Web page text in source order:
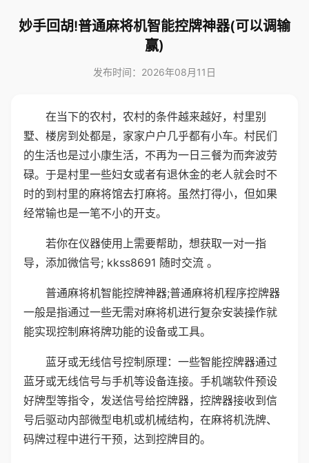
妙手回胡!普通麻将机智能控牌神器(可以调输
赢)
发布时间：2026年08月11日
在当下的农村，农村的条件越来越好，村里别
墅、楼房到处都是，家家户户几乎都有小车。村民们
的生活也是过小康生活，不再为一日三餐为而奔波劳
碌。于是村里一些妇女或者有退休金的老人就会时不
时的到村里的麻将馆去打麻将。虽然打得小，但如果
经常输也是一笔不小的开支。
若你在仪器使用上需要帮助，想获取一对一指
导，添加微信号; kkss8691 随时交流 。
普通麻将机智能控牌神器;普通麻将机程序控牌器
一般是指通过一些无需对麻将机进行复杂安装操作就
能实现控制麻将牌功能的设备或工具。
蓝牙或无线信号控制原理：一些智能控牌器通过
蓝牙或无线信号与手机等设备连接。手机端软件预设
好牌型等指令，发送信号给控牌器，控牌器接收到信
号后驱动内部微型电机或机械结构，在麻将机洗牌、
码牌过程中进行干预，达到控牌目的。